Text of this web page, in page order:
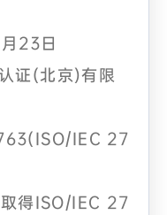
23日
证(北京)有限
IEC 27
得ISO/IEC 27